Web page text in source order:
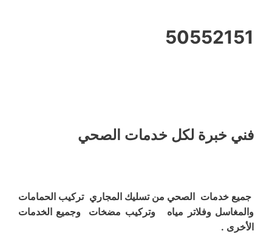
50552151
فني خبرة لكل خدمات الصحي
جميع خدمات الصحي من تسليك المجاري تركيب الحمامات
والمغاسل وفلاتر مياه وتركيب مضخات وجميع الخدمات
الأخرى .